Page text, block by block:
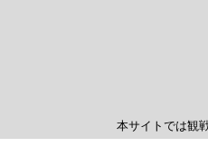
本サイトでは観